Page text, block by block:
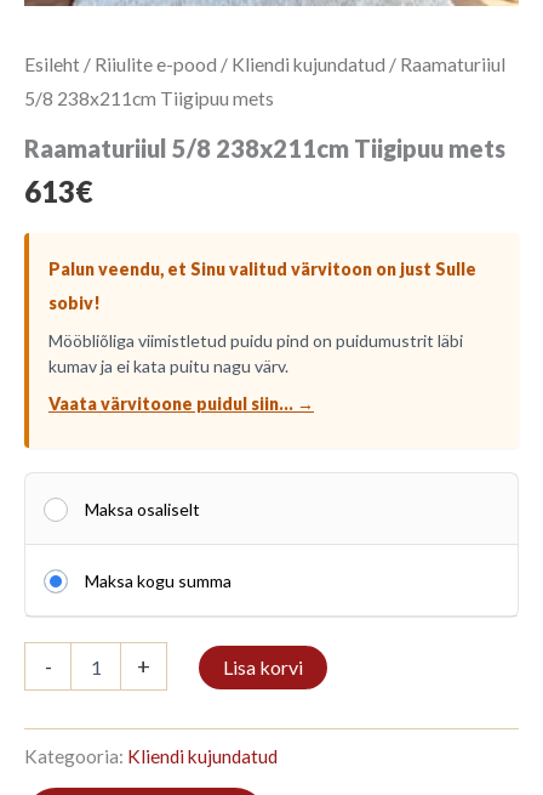
Esileht / Riiulite e-pood / Kliendi kujundatud / Raamaturiiul
5/8 238x211cm Tiigipuu mets
Raamaturiiul 5/8 238x211cm Tiigipuu mets
613€
Palun veendu, et Sinu valitud värvitoon on just Sulle
sobiv!
Mööbliõliga viimistletud puidu pind on puidumustrit läbi
kumav ja ei kata puitu nagu värv.
Vaata värvitoone puidul siin... →
Maksa osaliselt
Maksa kogu summa
-
5/8
Tiigipuu
mets
kogus
+ Lisa korvi
Kategooria: Kliendi kujundatud